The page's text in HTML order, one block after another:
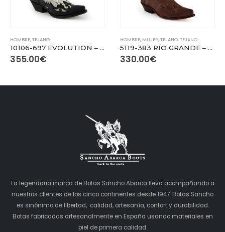
HOMBRE,TEJANO
10106-697 EVOLUTION – Crazy Old Black / Python Natural
355.00€
HOMBRE, MUJER,TEJANO,TEJANO
5119-383 RÍO GRANDE – Crazy Old Sadale
330.00€
La legendaria marca de Botas Sancho Abarca lleva acompañando a
nuestros clientes de los cinco continentes desde 1947. Botas Sancho
es sinónimo de libertad, calidad, artesanía, confort y durabilidad.
Botas fabricadas artesanalmente en España usando materiales en
piel de primera calidad.